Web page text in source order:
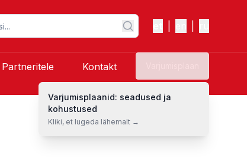
Partneritele Kontakt
Varjumisplaanid: seadused ja
kohustused
Kliki, et lugeda lähemalt →